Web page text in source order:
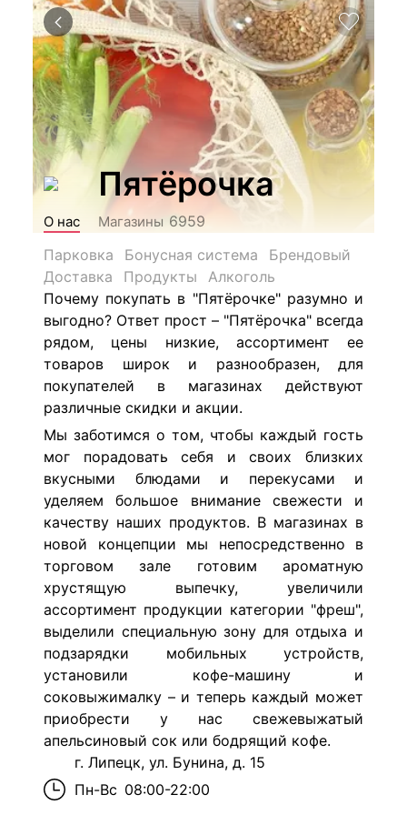
Пятёрочка
О нас Магазины 6959
Парковка
Бонусная система
Брендовый
Доставка
Продукты
Алкоголь
Почему покупать в "Пятёрочке" разумно и
выгодно? Ответ прост – "Пятёрочка" всегда
рядом, цены низкие, ассортимент ее
товаров широк и разнообразен, для
покупателей в магазинах действуют
различные скидки и акции.
Мы заботимся о том, чтобы каждый гость
мог порадовать себя и своих близких
вкусными блюдами и перекусами и
уделяем большое внимание свежести и
качеству наших продуктов. В магазинах в
новой концепции мы непосредственно в
торговом зале готовим ароматную
хрустящую выпечку, увеличили
ассортимент продукции категории "фреш",
выделили специальную зону для отдыха и
подзарядки мобильных устройств,
установили кофе-машину и
соковыжималку – и теперь каждый может
приобрести у нас свежевыжатый
апельсиновый сок или бодрящий кофе.
г. Липецк, ул. Бунина, д. 15
Пн-Вс 08:00-22:00